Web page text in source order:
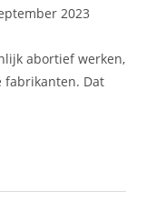
2023
abortief werken,
fabrikanten. Dat